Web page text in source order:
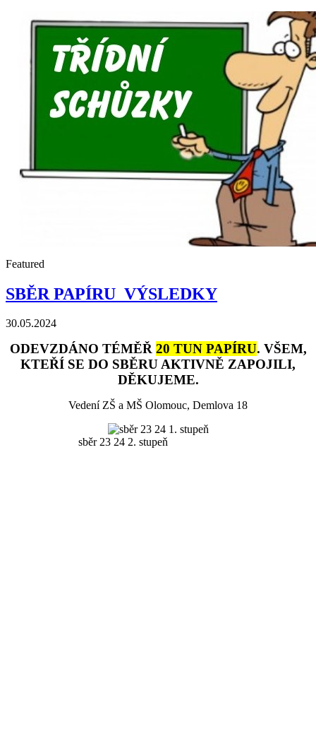
Featured
SBĚR PAPÍRU_VÝSLEDKY
30.05.2024
ODEVZDÁNO TÉMĚŘ 20 TUN PAPÍRU. VŠEM,
KTEŘÍ SE DO SBĚRU AKTIVNĚ ZAPOJILI,
DĚKUJEME.
Vedení ZŠ a MŠ Olomouc, Demlova 18